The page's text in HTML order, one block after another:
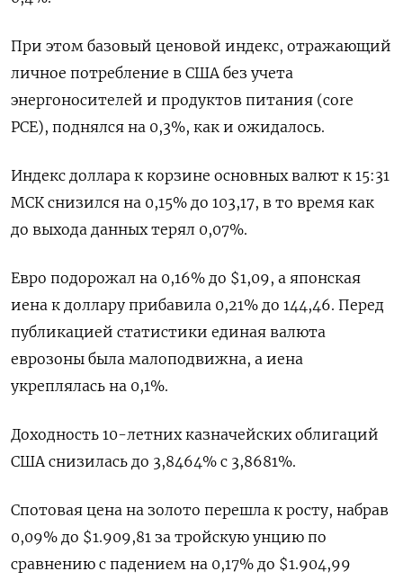
При этом базовый ценовой индекс, отражающий
личное потребление в США без учета
энергоносителей и продуктов питания (core
PCE), поднялся на 0,3%, как и ожидалось.
Индекс доллара к корзине основных валют к 15:31
МСК снизился на 0,15% до 103,17, в то время как
до выхода данных терял 0,07%.
Евро подорожал на 0,16% до $1,09, а японская
иена к доллару прибавила 0,21% до 144,46. Перед
публикацией статистики единая валюта
еврозоны была малоподвижна, а иена
укреплялась на 0,1%​.
Доходность 10-летних казначейских облигаций
США снизилась до 3,8464% с 3,8681%.
Спотовая цена на золото перешла к росту, набрав
0,09% до $1.909,81​ за тройскую унцию по
сравнению с падением на 0,17% до $1.904,99